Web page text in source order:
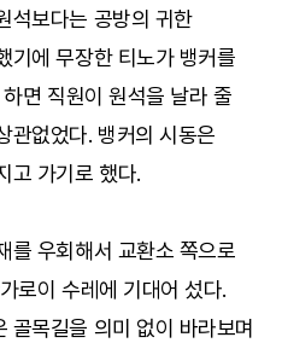
석보다는 공방의 귀한
기에 무장한 티노가 뱅커를
면 직원이 원석을 날라 줄
관없었다. 뱅커의 시동은
고 가기로 했다.
를 우회해서 교환소 쪽으로
로이 수레에 기대어 섰다.
골목길을 의미 없이 바라보며